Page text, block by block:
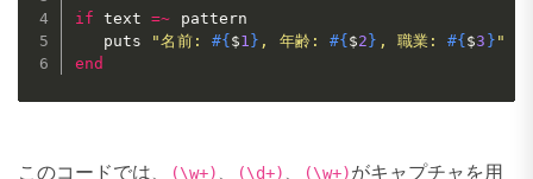
if text =~ pattern
   puts
"名前: #{ $1 } , 年齢: #{ $2 } , 職業: #{ $3 } "
end
このコードでは、 (\w+) (\d+) (\w+)がキャプチャを用